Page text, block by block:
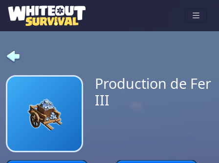
Production de Fer
III